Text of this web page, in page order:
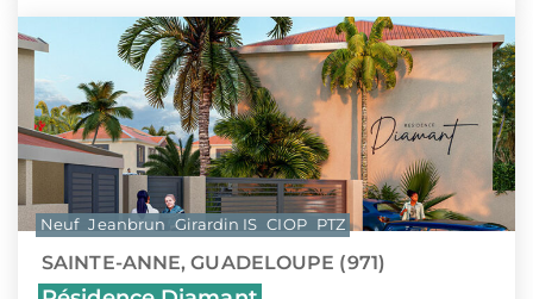
SAINTE-ANNE, GUADELOUPE (971)
Neuf Jeanbrun Girardin IS CIOP PTZ